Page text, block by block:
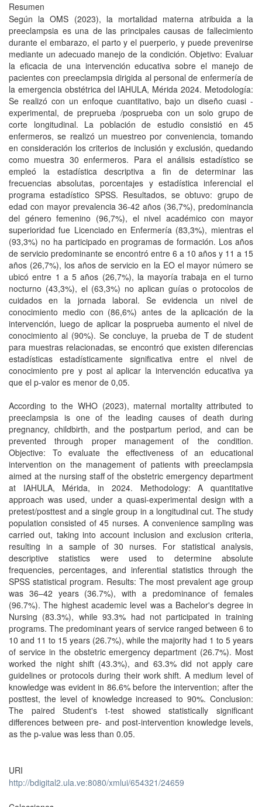
Resumen
Según la OMS (2023), la mortalidad materna atribuida a la
preeclampsia es una de las principales causas de fallecimiento
durante el embarazo, el parto y el puerperio, y puede prevenirse
mediante un adecuado manejo de la condición. Objetivo: Evaluar
la eficacia de una intervención educativa sobre el manejo de
pacientes con preeclampsia dirigida al personal de enfermería de
la emergencia obstétrica del IAHULA, Mérida 2024. Metodología:
Se realizó con un enfoque cuantitativo, bajo un diseño cuasi -
experimental, de preprueba /posprueba con un solo grupo de
corte longitudinal. La población de estudio consistió en 45
enfermeros, se realizó un muestreo por conveniencia, tomando
en consideración los criterios de inclusión y exclusión, quedando
como muestra 30 enfermeros. Para el análisis estadístico se
empleó la estadística descriptiva a fin de determinar las
frecuencias absolutas, porcentajes y estadística inferencial el
programa estadístico SPSS. Resultados, se obtuvo: grupo de
edad con mayor prevalencia 36-42 años (36,7%), predominancia
del género femenino (96,7%), el nivel académico con mayor
superioridad fue Licenciado en Enfermería (83,3%), mientras el
(93,3%) no ha participado en programas de formación. Los años
de servicio predominante se encontró entre 6 a 10 años y 11 a 15
años (26,7%), los años de servicio en la EO el mayor número se
ubicó entre 1 a 5 años (26,7%), la mayoría trabaja en el turno
nocturno (43,3%), el (63,3%) no aplican guías o protocolos de
cuidados en la jornada laboral. Se evidencia un nivel de
conocimiento medio con (86,6%) antes de la aplicación de la
intervención, luego de aplicar la posprueba aumento el nivel de
conocimiento al (90%). Se concluye, la prueba de T de student
para muestras relacionadas, se encontró que existen diferencias
estadísticas estadísticamente significativa entre el nivel de
conocimiento pre y post al aplicar la intervención educativa ya
que el p-valor es menor de 0,05.
According to the WHO (2023), maternal mortality attributed to
preeclampsia is one of the leading causes of death during
pregnancy, childbirth, and the postpartum period, and can be
prevented through proper management of the condition.
Objective: To evaluate the effectiveness of an educational
intervention on the management of patients with preeclampsia
aimed at the nursing staff of the obstetric emergency department
at IAHULA, Mérida, in 2024. Methodology: A quantitative
approach was used, under a quasi-experimental design with a
pretest/posttest and a single group in a longitudinal cut. The study
population consisted of 45 nurses. A convenience sampling was
carried out, taking into account inclusion and exclusion criteria,
resulting in a sample of 30 nurses. For statistical analysis,
descriptive statistics were used to determine absolute
frequencies, percentages, and inferential statistics through the
SPSS statistical program. Results: The most prevalent age group
was 36–42 years (36.7%), with a predominance of females
(96.7%). The highest academic level was a Bachelor's degree in
Nursing (83.3%), while 93.3% had not participated in training
programs. The predominant years of service ranged between 6 to
10 and 11 to 15 years (26.7%), while the majority had 1 to 5 years
of service in the obstetric emergency department (26.7%). Most
worked the night shift (43.3%), and 63.3% did not apply care
guidelines or protocols during their work shift. A medium level of
knowledge was evident in 86.6% before the intervention; after the
posttest, the level of knowledge increased to 90%. Conclusion:
The paired Student's t-test showed statistically significant
differences between pre- and post-intervention knowledge levels,
as the p-value was less than 0.05.
URI
http://bdigital2.ula.ve:8080/xmlui/654321/24659